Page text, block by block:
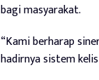
bagi masyarakat.
“Kami berharap
hadirnya sistem